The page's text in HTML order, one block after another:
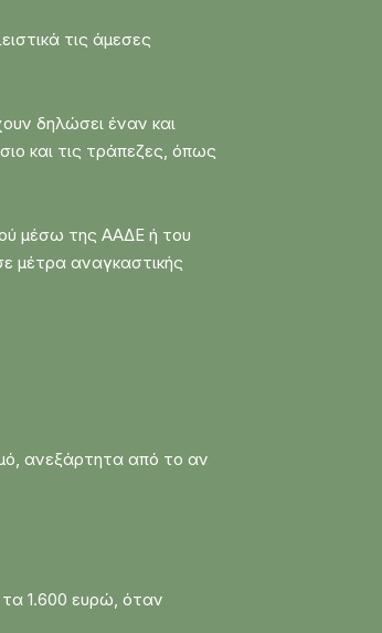
τις άμεσες
δηλώσει έναν και
και τις τράπεζες, όπως
μέσω της ΑΑΔΕ ή του
μέτρα αναγκαστικής
ανεξάρτητα από το αν
1.600 ευρώ, όταν